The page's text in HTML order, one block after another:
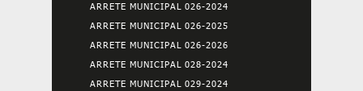
ARRETE MUNICIPAL 026-2024
ARRETE MUNICIPAL 026-2025
ARRETE MUNICIPAL 026-2026
ARRETE MUNICIPAL 028-2024
ARRETE MUNICIPAL 029-2024